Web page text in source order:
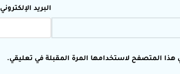
البريد الإلكتروني
هذا المتصفح لاستخدامها المرة المقبلة في تعليقي.